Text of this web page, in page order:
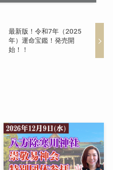
最新版！令和7年（2025
年）運命宝鑑！発売開
始！！